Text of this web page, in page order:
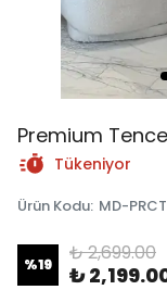
Premium
Tükeniyor
Ürün Kodu: MD-
%19 ₺ 2,699.00
₺